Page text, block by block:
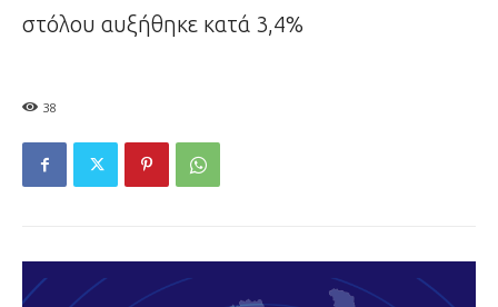
στόλου αυξήθηκε κατά 3,4%
38